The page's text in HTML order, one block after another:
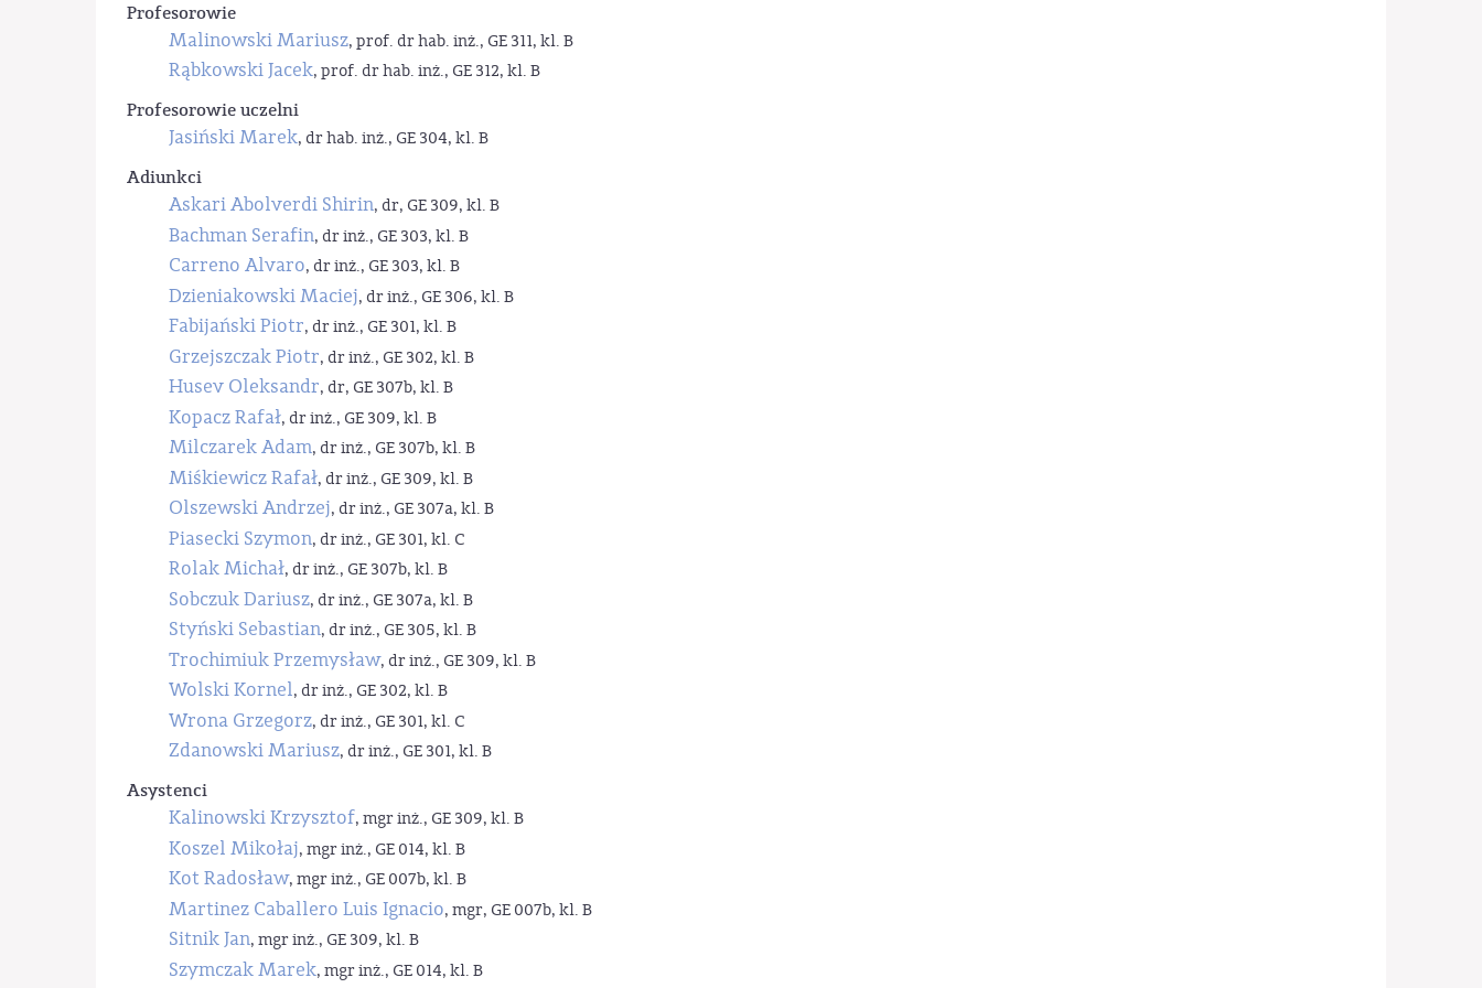
Profesorowie
Malinowski Mariusz, prof. dr hab. inż., GE 311, kl. B
Rąbkowski Jacek, prof. dr hab. inż., GE 312, kl. B
Profesorowie uczelni
Jasiński Marek, dr hab. inż., GE 304, kl. B
Adiunkci
Askari Abolverdi Shirin, dr, GE 309, kl. B
Bachman Serafin, dr inż., GE 303, kl. B
Carreno Alvaro, dr inż., GE 303, kl. B
Dzieniakowski Maciej, dr inż., GE 306, kl. B
Fabijański Piotr, dr inż., GE 301, kl. B
Grzejszczak Piotr, dr inż., GE 302, kl. B
Husev Oleksandr, dr, GE 307b, kl. B
Kopacz Rafał, dr inż., GE 309, kl. B
Milczarek Adam, dr inż., GE 307b, kl. B
Miśkiewicz Rafał, dr inż., GE 309, kl. B
Olszewski Andrzej, dr inż., GE 307a, kl. B
Piasecki Szymon, dr inż., GE 301, kl. C
Rolak Michał, dr inż., GE 307b, kl. B
Sobczuk Dariusz, dr inż., GE 307a, kl. B
Styński Sebastian, dr inż., GE 305, kl. B
Trochimiuk Przemysław, dr inż., GE 309, kl. B
Wolski Kornel, dr inż., GE 302, kl. B
Wrona Grzegorz, dr inż., GE 301, kl. C
Zdanowski Mariusz, dr inż., GE 301, kl. B
Asystenci
Kalinowski Krzysztof, mgr inż., GE 309, kl. B
Koszel Mikołaj, mgr inż., GE 014, kl. B
Kot Radosław, mgr inż., GE 007b, kl. B
Martinez Caballero Luis Ignacio, mgr, GE 007b, kl. B
Sitnik Jan, mgr inż., GE 309, kl. B
Szymczak Marek, mgr inż., GE 014, kl. B